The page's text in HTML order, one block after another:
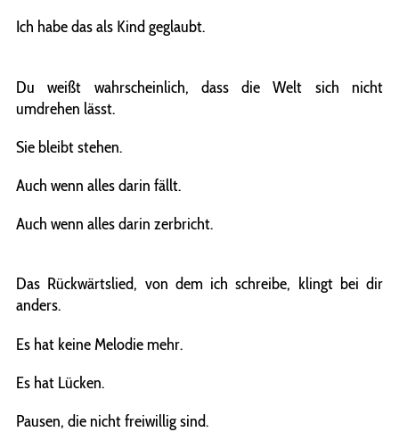
Ich habe das als Kind geglaubt.
Du weißt wahrscheinlich, dass die Welt sich nicht
umdrehen lässt.
Sie bleibt stehen.
Auch wenn alles darin fällt.
Auch wenn alles darin zerbricht.
Das Rückwärtslied, von dem ich schreibe, klingt bei dir
anders.
Es hat keine Melodie mehr.
Es hat Lücken.
Pausen, die nicht freiwillig sind.